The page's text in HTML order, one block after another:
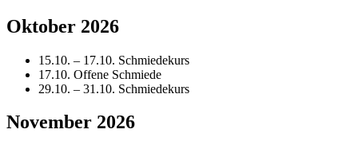
Oktober 2026
15.10. – 17.10. Schmiedekurs
17.10. Offene Schmiede
29.10. – 31.10. Schmiedekurs
November 2026